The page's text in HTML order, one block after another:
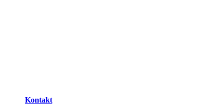
Kontakt